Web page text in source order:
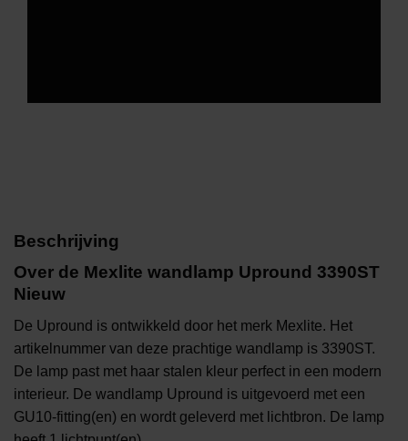
Beschrijving
Over de Mexlite wandlamp Upround 3390ST
Nieuw
De Upround is ontwikkeld door het merk Mexlite. Het
artikelnummer van deze prachtige wandlamp is 3390ST.
De lamp past met haar stalen kleur perfect in een modern
interieur. De wandlamp Upround is uitgevoerd met een
GU10-fitting(en) en wordt geleverd met lichtbron. De lamp